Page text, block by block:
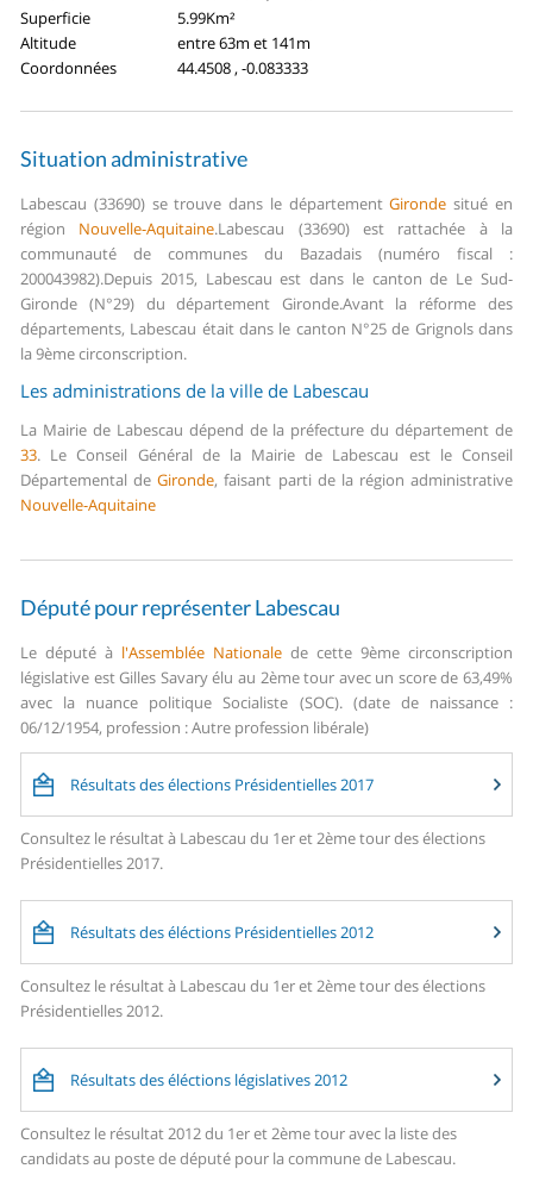
Superficie
5.99Km²
Altitude
entre 63m et 141m
Coordonnées
44.4508 , -0.083333
Situation administrative
Labescau (33690) se trouve dans le départementGironde situé en
région Nouvelle-Aquitaine.Labescau (33690) est rattachée à la
communauté de communes du Bazadais (numéro fiscal :
200043982).Depuis 2015, Labescau est dans le canton de Le Sud-
Gironde (N°29) du département Gironde.Avant la réforme des
départements, Labescau était dans le canton N°25 de Grignols dans
la 9ème circonscription.
Les administrations de la ville de Labescau
La Mairie de Labescau dépend de la préfecture du département de
33. Le Conseil Général de la Mairie de Labescau est le Conseil
Départemental deGironde, faisant parti de la région administrative
Nouvelle-Aquitaine
Député pour représenter Labescau
Le député à l'Assemblée Nationale de cette 9ème circonscription
législative est Gilles Savary élu au 2ème tour avec un score de 63,49%
avec la nuance politique Socialiste (SOC). (date de naissance :
06/12/1954, profession : Autre profession libérale)
Résultats des élections Présidentielles 2017
Consultez le résultat à Labescau du 1er et 2ème tour des élections
Présidentielles 2017.
Résultats des éléctions Présidentielles 2012
Consultez le résultat à Labescau du 1er et 2ème tour des élections
Présidentielles 2012.
Résultats des éléctions législatives 2012
Consultez le résultat 2012 du 1er et 2ème tour avec la liste des
candidats au poste de député pour la commune de Labescau.